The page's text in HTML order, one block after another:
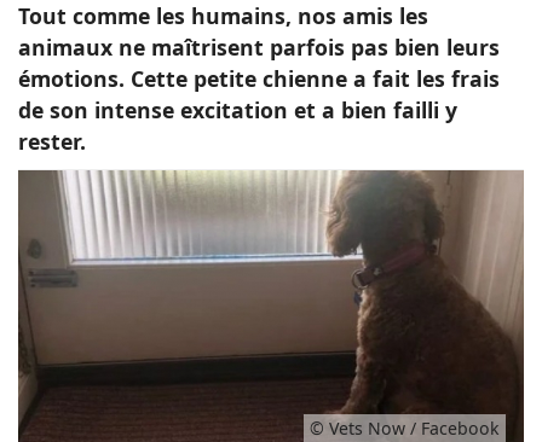
Tout comme les humains, nos amis les
animaux ne maîtrisent parfois pas bien leurs
émotions. Cette petite chienne a fait les frais
de son intense excitation et a bien failli y
rester.
© Vets Now / Facebook